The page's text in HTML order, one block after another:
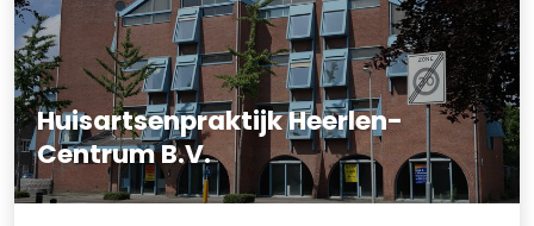
Huisartsenpraktijk Heerlen-
Centrum B.V.